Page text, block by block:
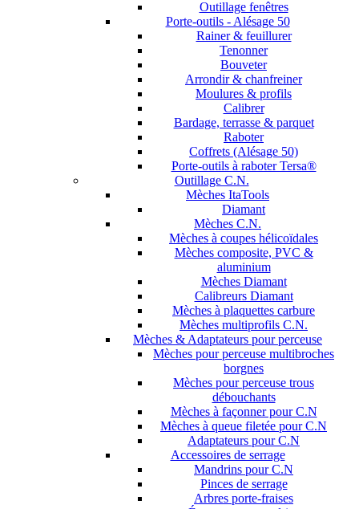
Outillage fenêtres
Porte-outils - Alésage 50
Rainer & feuillurer
Tenonner
Bouveter
Arrondir & chanfreiner
Moulures & profils
Calibrer
Bardage, terrasse & parquet
Raboter
Coffrets (Alésage 50)
Porte-outils à raboter Tersa®
Outillage C.N.
Mèches ItaTools
Diamant
Mèches C.N.
Mèches à coupes hélicoïdales
Mèches composite, PVC &
aluminium
Mèches Diamant
Calibreurs Diamant
Mèches à plaquettes carbure
Mèches multiprofils C.N.
Mèches & Adaptateurs pour perceuse
Mèches pour perceuse multibroches
borgnes
Mèches pour perceuse trous
débouchants
Mèches à façonner pour C.N
Mèches à queue filetée pour C.N
Adaptateurs pour C.N
Accessoires de serrage
Mandrins pour C.N
Pinces de serrage
Arbres porte-fraises